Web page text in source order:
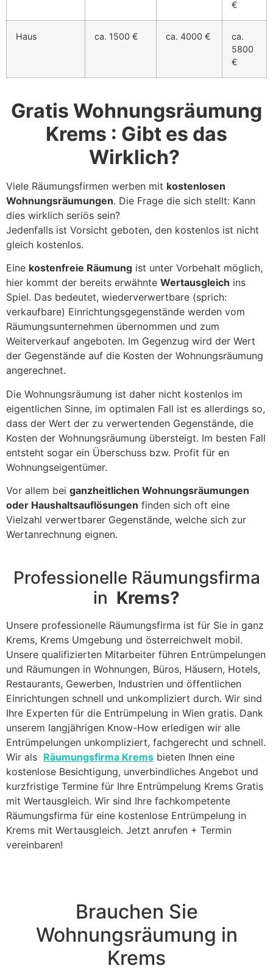
€
Haus ca. 1500 € ca. 4000 €
ca.
5800
€
Gratis Wohnungsräumung
Krems : Gibt es das
Wirklich?
Viele Räumungsfirmen werben mit kostenlosen
Wohnungsräumungen. Die Frage die sich stellt: Kann
dies wirklich seriös sein?
Jedenfalls ist Vorsicht geboten, den kostenlos ist nicht
gleich kostenlos.
Eine kostenfreie Räumung ist unter Vorbehalt möglich,
hier kommt der bereits erwähnte Wertausgleich ins
Spiel. Das bedeutet, wiederverwertbare (sprich:
verkaufbare) Einrichtungsgegenstände werden vom
Räumungsunternehmen übernommen und zum
Weiterverkauf angeboten. Im Gegenzug wird der Wert
der Gegenstände auf die Kosten der Wohnungsräumung
angerechnet.
Die Wohnungsräumung ist daher nicht kostenlos im
eigentlichen Sinne, im optimalen Fall ist es allerdings so,
dass der Wert der zu verwertenden Gegenstände, die
Kosten der Wohnungsräumung übersteigt. Im besten Fall
entsteht sogar ein Überschuss bzw. Profit für en
Wohnungseigentümer.
Vor allem bei ganzheitlichen Wohnungsräumungen
oder Haushaltsauflösungen finden sich oft eine
Vielzahl verwertbarer Gegenstände, welche sich zur
Wertanrechnung eignen.
Professionelle Räumungsfirma
in Krems?
Unsere professionelle Räumungsfirma ist für Sie in ganz
Krems, Krems Umgebung und österreichweit mobil.
Unsere qualifizierten Mitarbeiter führen Entrümpelungen
und Räumungen in Wohnungen, Büros, Häusern, Hotels,
Restaurants, Gewerben, Industrien und öffentlichen
Einrichtungen schnell und unkompliziert durch. Wir sind
Ihre Experten für die Entrümpelung in Wien gratis. Dank
unserem langjährigen Know-How erledigen wir alle
Entrümpelungen unkompliziert, fachgerecht und schnell.
Wir als Räumungsfirma Krems bieten Ihnen eine
kostenlose Besichtigung, unverbindliches Angebot und
kurzfristige Termine für Ihre Entrümpelung Krems Gratis
mit Wertausgleich. Wir sind Ihre fachkompetente
Räumungsfirma für eine kostenlose Entrümpelung in
Krems mit Wertausgleich. Jetzt anrufen + Termin
vereinbaren!
Brauchen Sie
Wohnungsräumung in
Krems